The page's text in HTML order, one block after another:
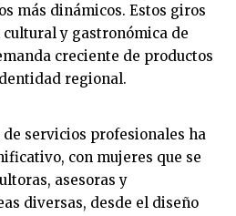
más dinámicos. Estos giros
y gastronómica de
creciente de productos
regional.
servicios profesionales ha
con mujeres que se
asesoras y
diversas, desde el diseño